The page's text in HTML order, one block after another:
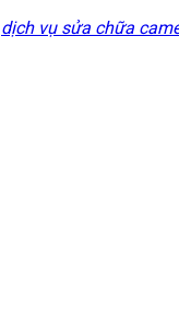
dịch vụ sửa chữa